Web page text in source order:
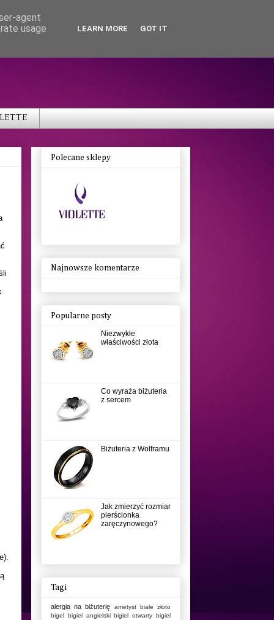
Polecane sklepy
Najnowsze komentarze
Popularne posty
Niezwykłe
właściwości złota
Co wyraża biżuteria
z sercem
Biżuteria z Wolframu
Jak zmierzyć rozmiar
pierścionka
zaręczynowego?
Tagi
alergia na biżuterię ametyst białe złoto
bigel bigiel angielski bigiel otwarty bigiel
agent
usage
LEARN MORE GOT IT